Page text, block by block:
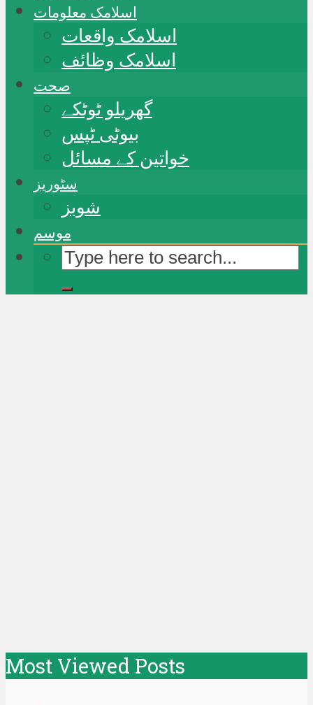
اسلامک معلومات
اسلامک واقعات
اسلامک وظائف
صحت
گھریلو ٹوٹکے
بیوٹی ٹپس
خواتین کے مسائل
سٹوریز
شوبز
موسم
Most Viewed Posts